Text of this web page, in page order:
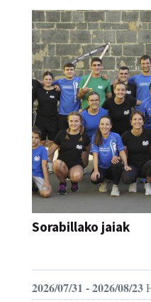
Sorabillako jaiak
2026/07/31 - 2026/08/23